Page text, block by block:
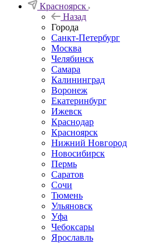
Красноярск
Назад
Города
Санкт-Петербург
Москва
Челябинск
Самара
Калининград
Воронеж
Екатеринбург
Ижевск
Краснодар
Красноярск
Нижний Новгород
Новосибирск
Пермь
Саратов
Сочи
Тюмень
Ульяновск
Уфа
Чебоксары
Ярославль